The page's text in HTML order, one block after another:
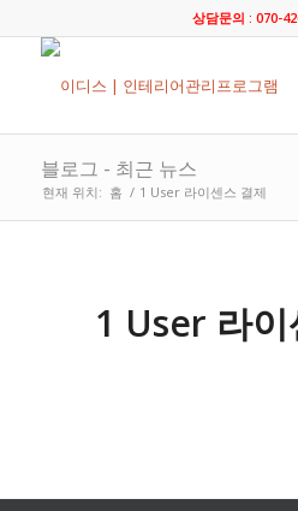
상담문의 : 070-
블로그 - 최근 뉴스
현재 위치: 홈 / 1 User 라이센스 결제
1 User 라이